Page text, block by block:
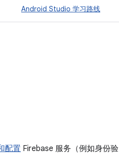
Android Studio 学习路线
配置 Firebase 服务（例如身份验